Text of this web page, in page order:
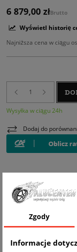
6 879,00 złBrutto
Wyświetl historię
Najniższa cena w ciągu
Wysyłka w ciągu 24h
Dodaj do
Zgody
Informacje